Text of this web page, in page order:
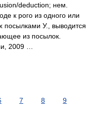
deduction; нем.
к рого из одного или
посылками У., выводится
из посылок.
2009 …
7 8
9